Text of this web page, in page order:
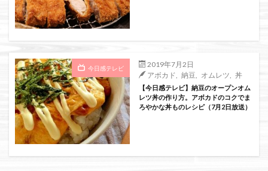
今日感テレビ
2019年7月2日
アボカド
納豆 オムレツ 丼
【今日感テレビ】納豆のオープンオム
レツ丼の作り方。アボカドのコクでま
ろやかな丼ものレシピ（7月2日放送）